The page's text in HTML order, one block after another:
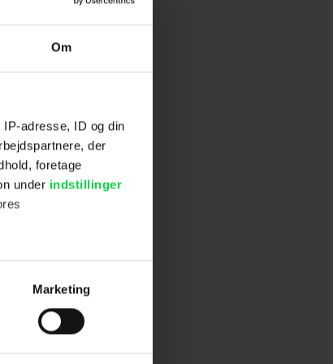
Om
adresse, ID og din
der
foretage
under indstillinger
Marketing